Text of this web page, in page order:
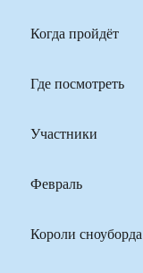
Когда пройдёт
Где посмотреть
Участники
Февраль
Короли сноуборда